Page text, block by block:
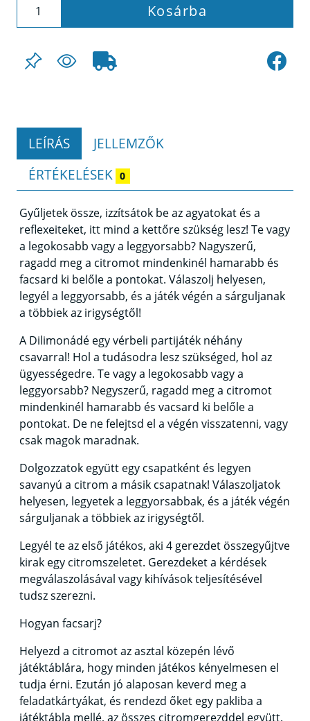
Kosárba
LEÍRÁS
JELLEMZŐK
ÉRTÉKELÉSEK 0
Gyűljetek össze, izzítsátok be az agyatokat és a
reflexeiteket, itt mind a kettőre szükség lesz! Te vagy
a legokosabb vagy a leggyorsabb? Nagyszerű,
ragadd meg a citromot mindenkinél hamarabb és
facsard ki belőle a pontokat. Válaszolj helyesen,
legyél a leggyorsabb, és a játék végén a sárguljanak
a többiek az irigységtől!
A Dilimonádé egy vérbeli partijáték néhány
csavarral! Hol a tudásodra lesz szükséged, hol az
ügyességedre. Te vagy a legokosabb vagy a
leggyorsabb? Negyszerű, ragadd meg a citromot
mindenkinél hamarabb és vacsard ki belőle a
pontokat. De ne felejtsd el a végén visszatenni, vagy
csak magok maradnak.
Dolgozzatok együtt egy csapatként és legyen
savanyú a citrom a másik csapatnak! Válaszoljatok
helyesen, legyetek a leggyorsabbak, és a játék végén
sárguljanak a többiek az irigységtől.
Legyél te az első játékos, aki 4 gerezdet összegyűjtve
kirak egy citromszeletet. Gerezdeket a kérdések
megválaszolásával vagy kihívások teljesítésével
tudsz szerezni.
Hogyan facsarj?
Helyezd a citromot az asztal közepén lévő
játéktáblára, hogy minden játékos kényelmesen el
tudja érni. Ezután jó alaposan keverd meg a
feladatkártyákat, és rendezd őket egy pakliba a
játéktábla mellé, az összes citromgerezddel együtt.